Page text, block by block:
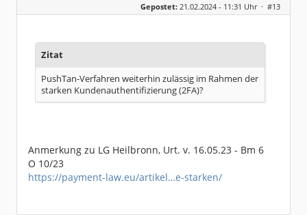
Dabei seit:
06 / 2008
Gepostet: 21.02.2024 - 11:31 Uhr · #13
Zitat
PushTan-Verfahren weiterhin zulässig im Rahmen der
starken Kundenauthentifizierung (2FA)?
Anmerkung zu LG Heilbronn, Urt. v. 16.05.23 - Bm 6
O 10/23
https://payment-law.eu/artikel…e-starken/